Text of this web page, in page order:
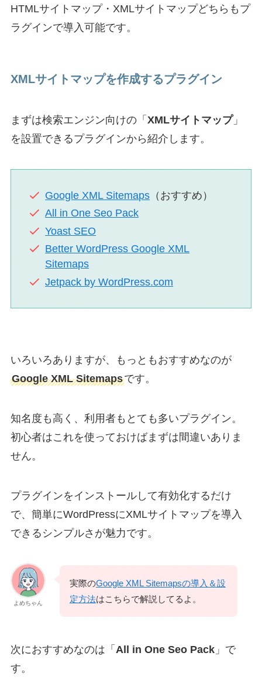
HTMLサイトマップ・XMLサイトマップどちらもプ
ラグインで導入可能です。
XMLサイトマップを作成するプラグイン
まずは検索エンジン向けの「 XMLサイトマップ」
を設置できるプラグインから紹介します。
Google XML Sitemaps （おすすめ）
All in One Seo Pack
Yoast SEO
Better WordPress Google XML
Sitemaps
Jetpack by WordPress.com
いろいろありますが、もっともおすすめなのが
Google XML Sitemapsです。
知名度も高く、利用者もとても多いプラグイン。
初心者はこれを使っておけばまずは間違いありま
せん。
プラグインをインストールして有効化するだけ
で、簡単にWordPressにXMLサイトマップを導入
できるシンプルさが魅力です。
よめちゃん
実際のGoogle XML Sitemapsの導入＆設
定方法はこちらで解説してるよ。
次におすすめなのは「 All in One Seo Pack」で
す。